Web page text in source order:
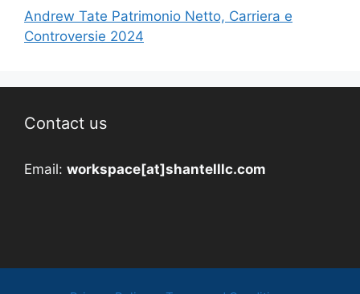
Andrew Tate Patrimonio Netto, Carriera e
Controversie 2024
Contact us
Email: workspace[at]shantelllc.com